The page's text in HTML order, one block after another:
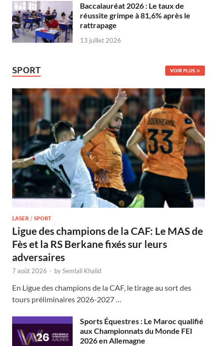
Baccalauréat 2026 : Le taux de
réussite grimpe à 81,6% après le
rattrapage
13 juillet 2026
SPORT VOIR PLUS
LASER / SPORT
Ligue des champions de la CAF: Le MAS de
Fès et la RS Berkane fixés sur leurs
adversaires
7 août 2026 - bySemlali Khalid
En Ligue des champions de la CAF, le tirage au sort des
tours préliminaires 2026-2027 …
Sports Équestres : Le Maroc qualifié
aux Championnats du Monde FEI
2026 en Allemagne